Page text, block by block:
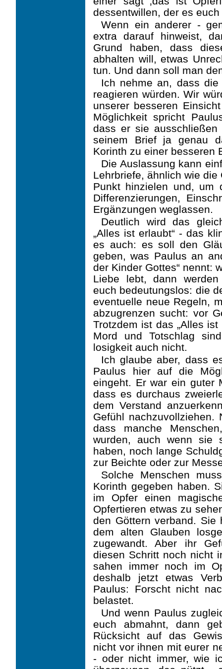
dessentwillen, der es euch
Wenn ein anderer -
extra darauf hinweist,
Grund haben, dass
abhalten will, etwas
tun. Und dann soll man
Ich nehme an, dass
reagieren würden. Wir
unserer besseren
Möglich­keit spricht
dass er sie
seinem Brief ja genau
Korinth zu einer besseren
Die Auslassung kann
Lehrbriefe, ähnlich wie
Punkt hinzielen und, um
Differenzierungen,
Ergänzungen weglassen.
Deutlich wird das
„Alles ist erlaubt“ - das
es auch: es soll den
geben, was Paulus an
der Kinder Gottes“ nennt:
Liebe lebt, dann werden
euch bedeutungs­los: die
eventuelle neue Regeln,
abzugrenzen sucht: vor
Trotzdem ist das „Alles
Mord und Totschlag
losigkeit auch nicht.
Ich glaube aber, dass
Paulus hier auf die
eingeht. Er war ein guter
dass es durchaus
dem Verstand
Gefühl
dass manche
wurden, auch wenn sie
haben, noch lange
zur Beichte oder zur
Solche Menschen
Korinth gegeben haben.
im Opfer einen
Opfertieren etwas zu
den Göttern verband. Sie
dem alten Glauben
zugewandt. Aber ihr
diesen Schritt noch nicht
sahen immer noch im
deshalb jetzt etwas
Paulus: Forscht nicht
belastet.
Und wenn Paulus
euch abmahnt, dann
Rücksicht auf das
nicht vor ihnen mit eurer
- oder nicht immer, wie